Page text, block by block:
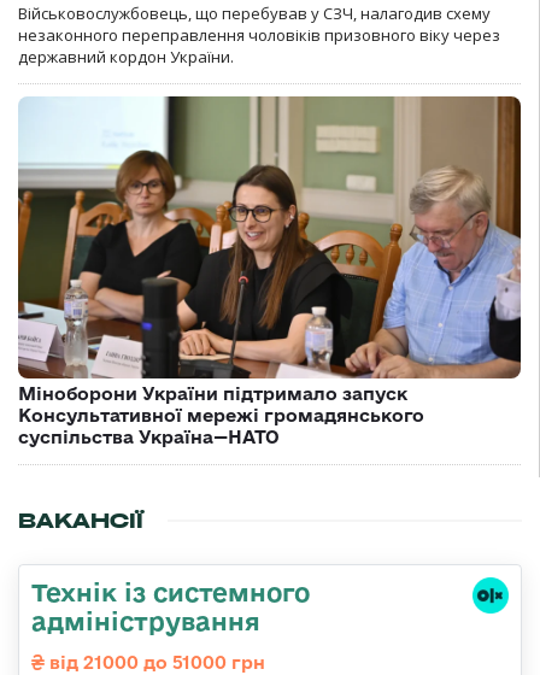
Військовослужбовець, що перебував у СЗЧ, налагодив схему
незаконного переправлення чоловіків призовного віку через
державний кордон України.
Міноборони України підтримало запуск
Консультативної мережі громадянського
суспільства Україна—НАТО
ВАКАНСІЇ
Технік із системного
адміністрування
від 21000 до 51000 грн